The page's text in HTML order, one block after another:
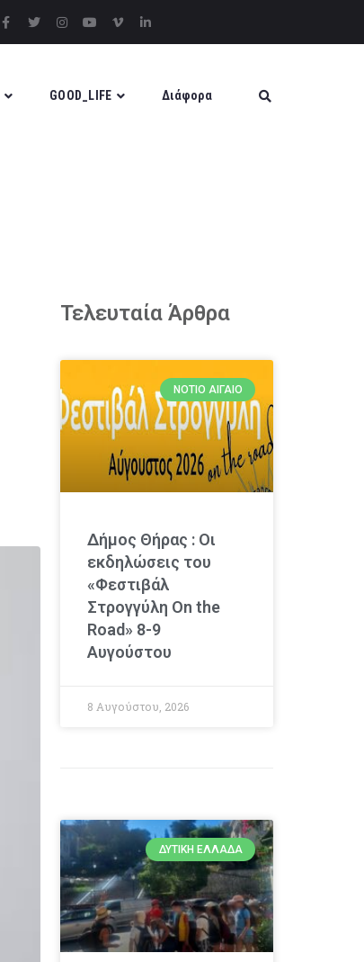
GOOD_LIFE Διάφορα
Τελευταία Άρθρα
ΝΌΤΙΟ ΑΙΓΑΊΟ
Δήμος Θήρας : Οι
εκδηλώσεις του
«Φεστιβάλ
Στρογγύλη On the
Road» 8-9
Αυγούστου
8 Αυγούστου, 2026
ΔΥΤΙΚΉ ΕΛΛΆΔΑ